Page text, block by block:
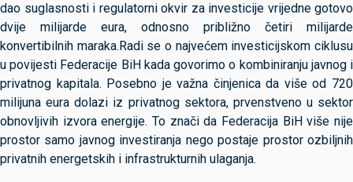
dao suglasnosti i regulatorni okvir za investicije vrijedne gotovo
dvije milijarde eura, odnosno približno četiri milijarde
konvertibilnih maraka.Radi se o najvećem investicijskom ciklusu
u povijesti Federacije BiH kada govorimo o kombiniranju javnog i
privatnog kapitala. Posebno je važna činjenica da više od 720
milijuna eura dolazi iz privatnog sektora, prvenstveno u sektor
obnovljivih izvora energije. To znači da Federacija BiH više nije
prostor samo javnog investiranja nego postaje prostor ozbiljnih
privatnih energetskih i infrastrukturnih ulaganja.